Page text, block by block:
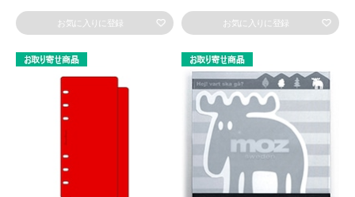
お気に入りに登録 お気に入りに登録